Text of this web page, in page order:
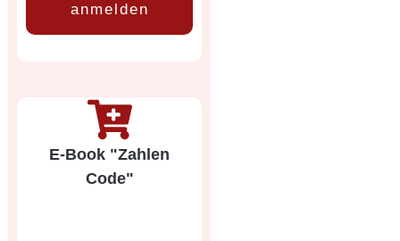
anmelden
E-Book "Zahlen
Code"